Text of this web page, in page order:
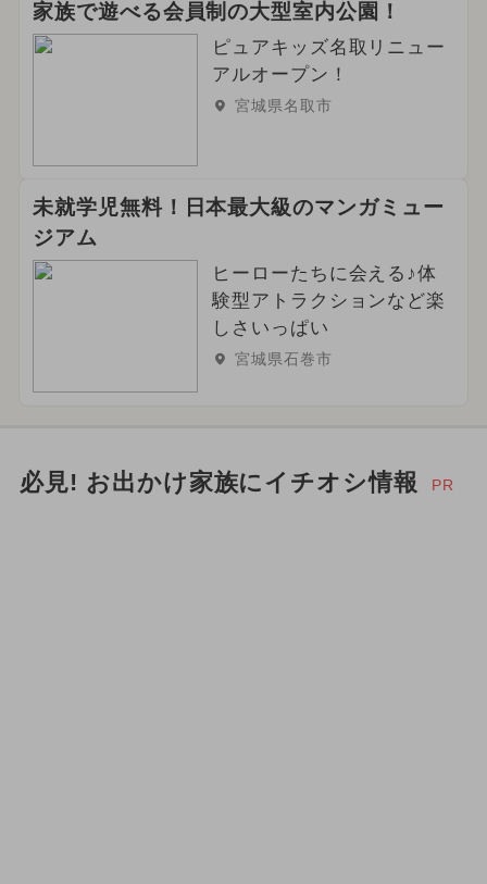
家族で遊べる会員制の大型室内公園！
ピュアキッズ名取リニュー
アルオープン！
宮城県名取市
未就学児無料！日本最大級のマンガミュー
ジアム
ヒーローたちに会える♪体
験型アトラクションなど楽
しさいっぱい
宮城県石巻市
必見! お出かけ家族にイチオシ情報 PR